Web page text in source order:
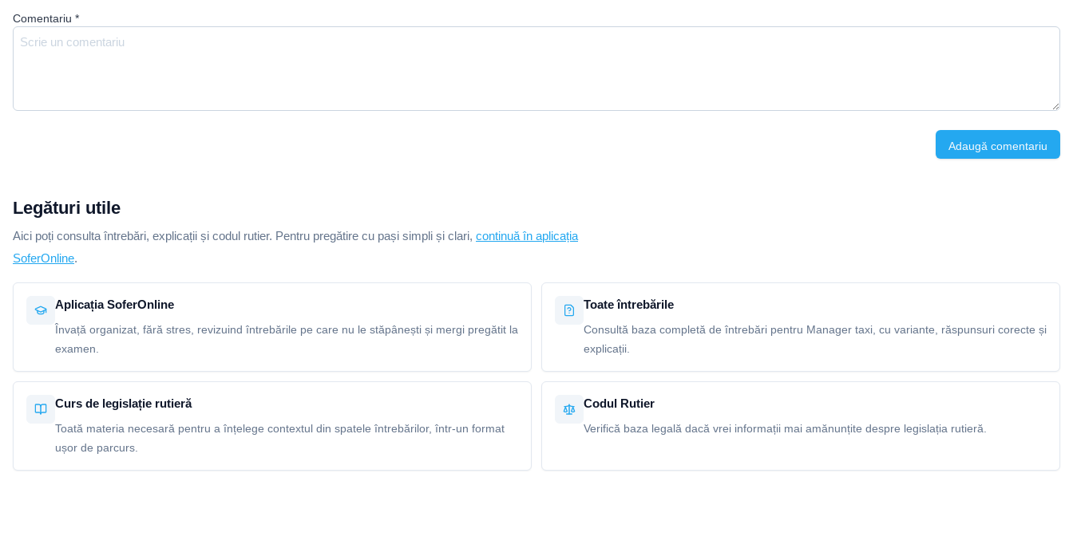
Comentariu *
Adaugă comentariu
Legături utile
Aici poți consulta întrebări, explicații și codul rutier. Pentru pregătire cu pași simpli și clari, continuă în aplicația
SoferOnline.
Aplicația SoferOnline
Învață organizat, fără stres, revizuind întrebările pe care nu le stăpânești și mergi pregătit la
examen.
Toate întrebările
Consultă baza completă de întrebări pentru Manager taxi, cu variante, răspunsuri corecte și
explicații.
Curs de legislație rutieră
Toată materia necesară pentru a înțelege contextul din spatele întrebărilor, într-un format
ușor de parcurs.
Codul Rutier
Verifică baza legală dacă vrei informații mai amănunțite despre legislația rutieră.